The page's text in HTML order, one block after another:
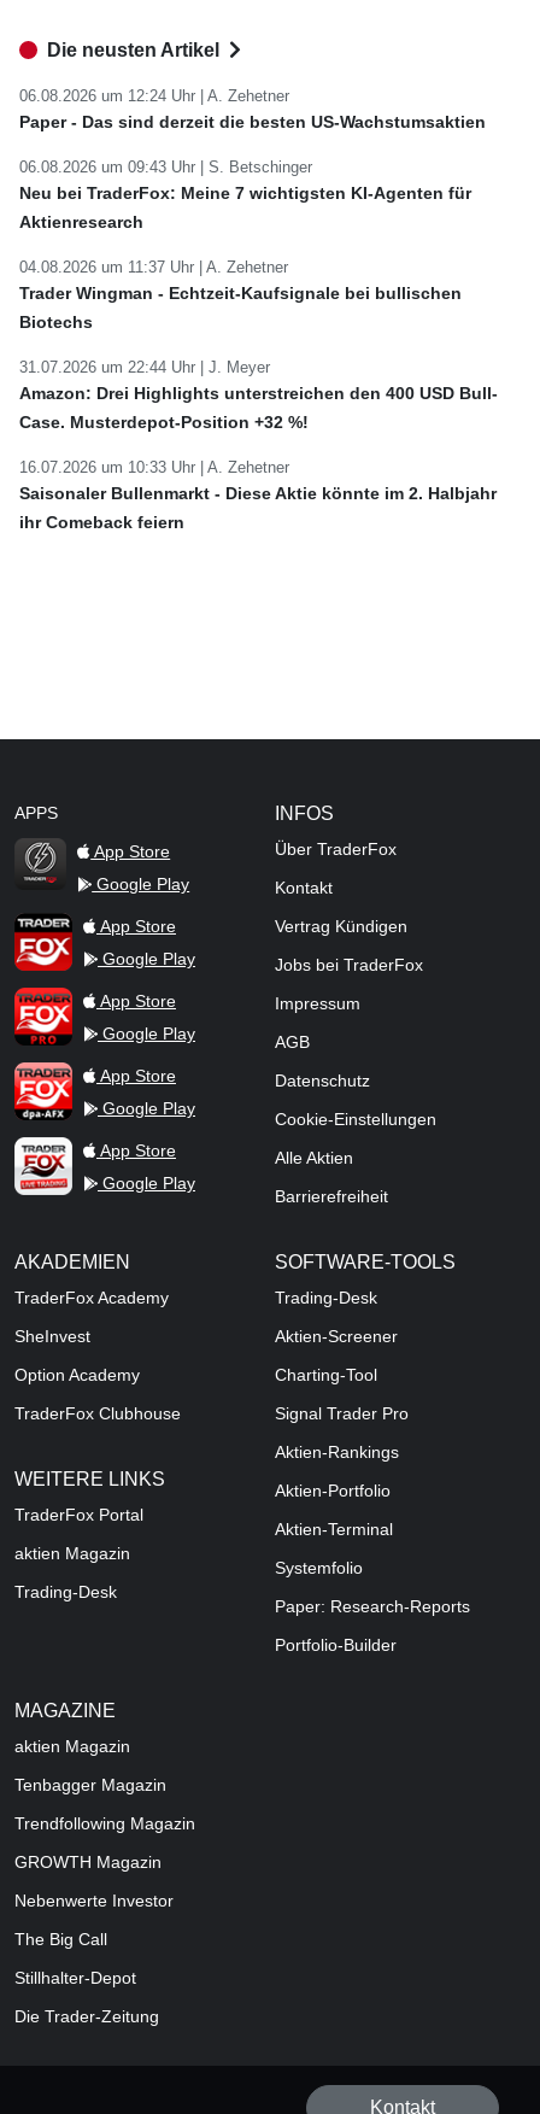
Die neusten Artikel
06.08.2026 um 12:24 Uhr | A. Zehetner
Paper - Das sind derzeit die besten US-Wachstumsaktien
06.08.2026 um 09:43 Uhr | S. Betschinger
Neu bei TraderFox: Meine 7 wichtigsten KI-Agenten für
Aktienresearch
04.08.2026 um 11:37 Uhr | A. Zehetner
Trader Wingman - Echtzeit-Kaufsignale bei bullischen
Biotechs
31.07.2026 um 22:44 Uhr | J. Meyer
Amazon: Drei Highlights unterstreichen den 400 USD Bull-
Case. Musterdepot-Position +32 %!
16.07.2026 um 10:33 Uhr | A. Zehetner
Saisonaler Bullenmarkt - Diese Aktie könnte im 2. Halbjahr
ihr Comeback feiern
APPS
TraderFox Flash
App Store
Google Play
TraderFox AppApp Store
Google Play
TraderFox ProApp Store
Google Play
TraderFox dpa-AFX ProFeed
App Store
Google Play
TraderFox Live Trading
App Store
Google Play
INFOS
Über TraderFox
Kontakt
Vertrag Kündigen
Jobs bei TraderFox
Impressum
AGB
Datenschutz
Cookie-Einstellungen
Alle Aktien
Barrierefreiheit
AKADEMIEN
TraderFox Academy
SheInvest
Option Academy
TraderFox Clubhouse
WEITERE LINKS
TraderFox Portal
aktien Magazin
Trading-Desk
SOFTWARE-TOOLS
Trading-Desk
Aktien-Screener
Charting-Tool
Signal Trader Pro
Aktien-Rankings
Aktien-Portfolio
Aktien-Terminal
Systemfolio
Paper: Research-Reports
Portfolio-Builder
MAGAZINE
aktien Magazin
Tenbagger Magazin
Trendfollowing Magazin
GROWTH Magazin
Nebenwerte Investor
The Big Call
Stillhalter-Depot
Die Trader-Zeitung
Kontakt